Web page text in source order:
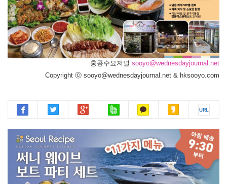
홍콩수요저널 sooyo@wednesdayjournal.net
Copyright ⓒ sooyo@wednesdayjournal.net & hksooyo.com